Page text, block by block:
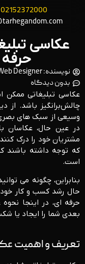
02152372000 |
عکاسی
نویسنده:
بدون دیدگاه
عکاسی تبلیغاتی ممکن
چالش‌برانگیز باشد. از
وسیعی از سبک های بصری
در عین حال، عکاسان
مشتریان خود را درک کنند
که توجه داشته باشند
است.
بنابراین، چگونه می
حال رشد کسب و کار
حرفه ای، در اینجا
بعدی شما را ایجاد یا
تعریف و اهمیت